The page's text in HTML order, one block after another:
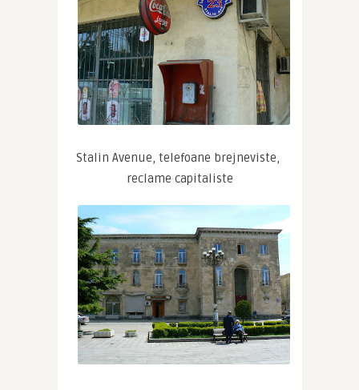
Stalin Avenue, telefoane brejneviste,
reclame capitaliste